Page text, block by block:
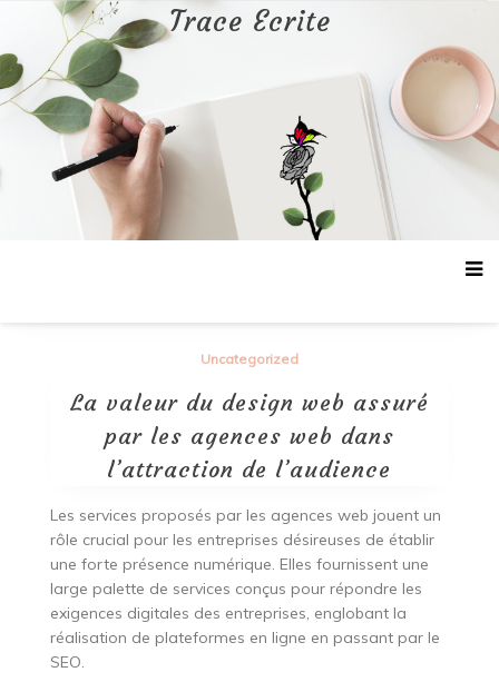
contenu
Trace Ecrite
Uncategorized
La valeur du design web assuré
par les agences web dans
l’attraction de l’audience
Les services proposés par les agences web jouent un
rôle crucial pour les entreprises désireuses de établir
une forte présence numérique. Elles fournissent une
large palette de services conçus pour répondre les
exigences digitales des entreprises, englobant la
réalisation de plateformes en ligne en passant par le
SEO.